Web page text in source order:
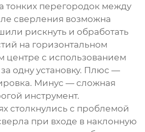
тонких перегородок между
сверления возможна
рискнуть и обработать
на горизонтальном
центре с использованием
одну установку. Плюс —
Минус — сложная
инструмент.
столкнулись с проблемой
при входе в наклонную